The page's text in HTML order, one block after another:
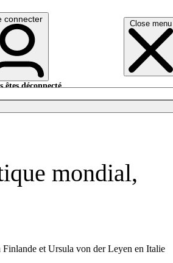
Close menu
connecter
êtes déconnecté.
mondial,
Finlande et Ursula von der Leyen en Italie